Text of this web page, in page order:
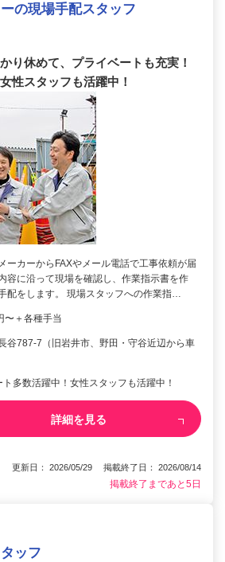
の現場手配スタッフ
り休めて、プライベートも充実！
性スタッフも活躍中！
ーカーからFAXやメール電話で工事依頼が届
容に沿って現場を確認し、作業指示書を作
配をします。 現場スタッフへの作業指…
〜＋各種手当
谷787-7（旧岩井市、野田・守谷近辺から車
多数活躍中！女性スタッフも活躍中！
詳細を見る
更新日： 2026/05/29 掲載終了日： 2026/08/14
掲載終了まであと5日
ッフ